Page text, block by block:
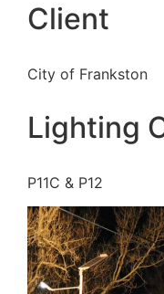
Client
City of Frankston
Lighting
P11C & P12